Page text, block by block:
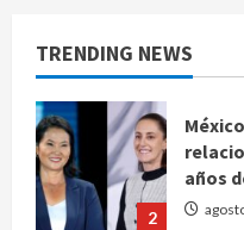
TRENDING NEWS
1
2
años